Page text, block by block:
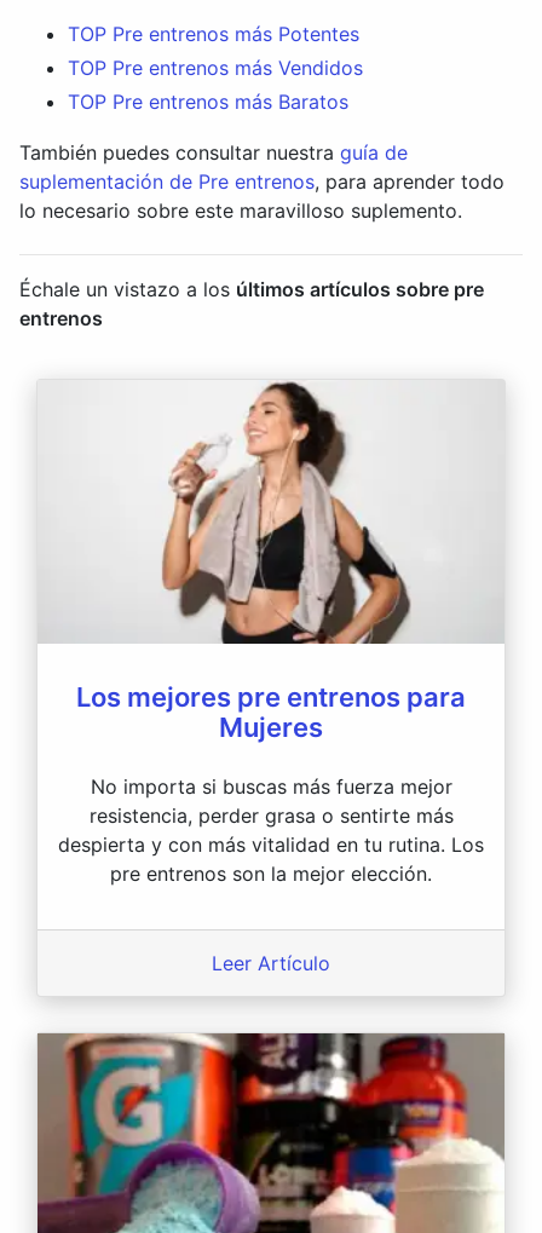
TOP Pre entrenos más Potentes
TOP Pre entrenos más Vendidos
TOP Pre entrenos más Baratos
También puedes consultar nuestra guía de
suplementación de Pre entrenos, para aprender todo
lo necesario sobre este maravilloso suplemento.
Échale un vistazo a los últimos artículos sobre pre
entrenos
Los mejores pre entrenos para
Mujeres
No importa si buscas más fuerza mejor
resistencia, perder grasa o sentirte más
despierta y con más vitalidad en tu rutina. Los
pre entrenos son la mejor elección.
Leer Artículo